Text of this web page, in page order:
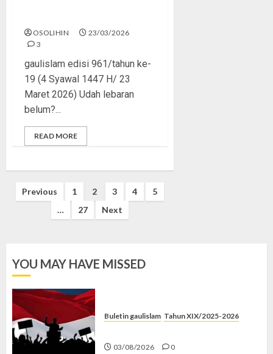
OSOLIHIN
23/03/2026
3
gaulislam edisi 961/tahun ke-
19 (4 Syawal 1447 H/ 23
Maret 2026) Udah lebaran
belum?...
READ MORE
Posts
pagination
Previous 1 2 3 4
5
…
27 Next
YOU MAY HAVE MISSED
Buletin gaulislam Tahun XIX/2025-2026
03/08/2026 0